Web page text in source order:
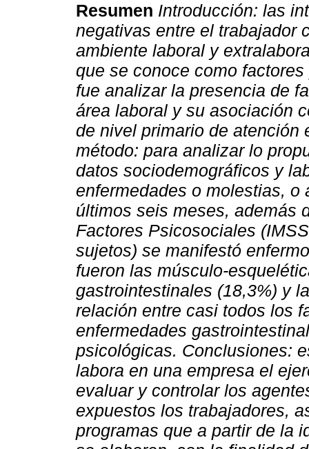
Resumen Introducción: las
negativas entre el trabajador
ambiente laboral y
que se conoce como
fue analizar la presencia de
área laboral y su asociación
de nivel primario de
método: para analizar lo
datos sociodemográficos y
enfermedades o molestias,
últimos seis meses, además
Factores Psicosociales
sujetos) se manifestó
fueron las músculo-
gastrointestinales (18,3%) y
relación entre casi todos los
enfermedades
psicológicas. Conclusiones:
labora en una empresa el
evaluar y controlar los
expuestos los trabajadores,
programas que a partir de la